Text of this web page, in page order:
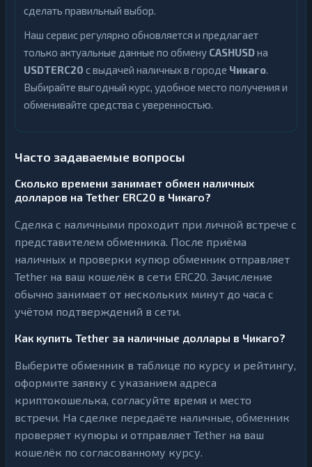
сделать правильный выбор.
Наш сервис регулярно обновляется и предлагает
только актуальные данные по обмену CASHUSDна
USDTERC20 с выдачей наличных в городе Чикаго.
Выбирайте выгодный курс, удобное место получения и
обменивайте средства с уверенностью.
Часто задаваемые вопросы
Сколько времени занимает обмен наличных
долларов на Tether ERC20 в Чикаго?
Сделка с наличными проходит при личной встрече с
представителем обменника. После приёма
наличных и проверки купюр обменник отправляет
Tether на ваш кошелёк в сети ERC20. Зачисление
обычно занимает от нескольких минут до часа с
учётом подтверждений в сети.
Как купить Tether за наличные доллары в Чикаго?
Выберите обменник в таблице по курсу и рейтингу,
оформите заявку с указанием адреса
криптокошелька, согласуйте время и место
встречи. На сделке передаёте наличные, обменник
проверяет купюры и отправляет Tether на ваш
кошелёк по согласованному курсу.